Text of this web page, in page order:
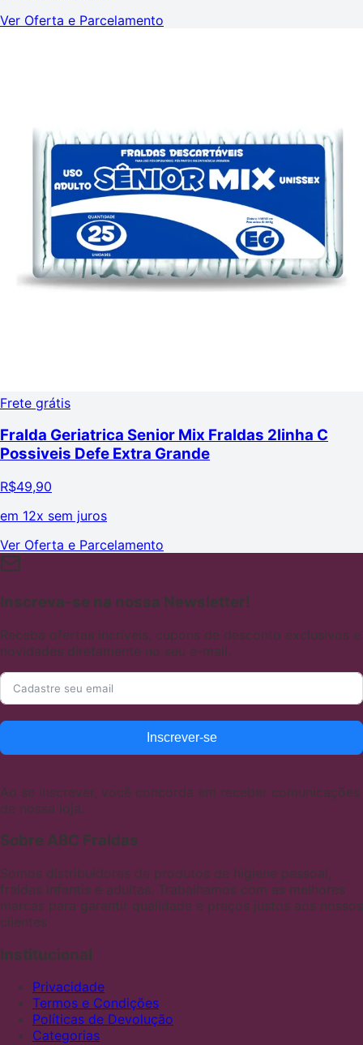
Ver Oferta e Parcelamento
Frete grátis
Fralda Geriatrica Senior Mix Fraldas 2linha C
Possiveis Defe Extra Grande
R$49,90
em 12x sem juros
Ver Oferta e Parcelamento
Inscreva-se na nossa Newsletter!
Receba ofertas incríveis, cupons de desconto exclusivos e
novidades diretamente no seu e-mail.
Inscrever-se
Ao se inscrever, você concorda em receber comunicações
de nossa loja.
Sobre ABC Fraldas
Somos distribuidores de produtos de higiene pessoal,
fraldas infantis e adultas. Trabalhamos com as melhores
marcas para garantir qualidade e preços justos aos nossos
clientes
Institucional
Privacidade
Termos e Condições
Políticas de Devolução
Categorias